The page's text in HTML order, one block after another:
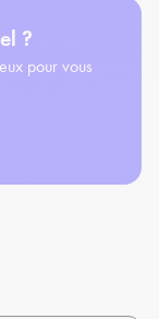
?
pour vous